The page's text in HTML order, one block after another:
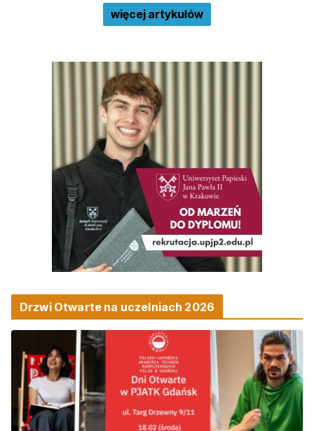
więcej artykułów
Drzwi Otwarte na uczelniach 2026